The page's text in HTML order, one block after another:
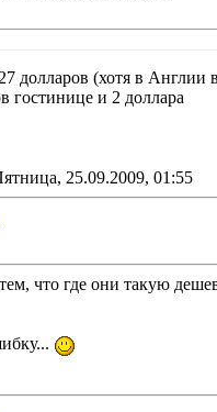
долларов (хотя в Англии
гостинице и 2 доллара
25.09.2009, 01:55
что где они такую